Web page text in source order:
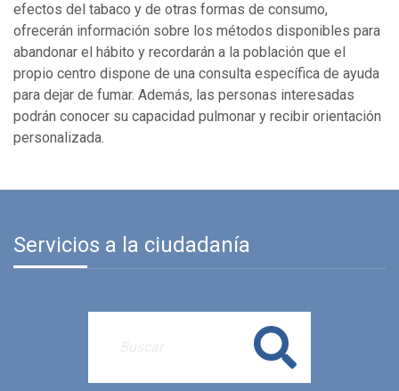
efectos del tabaco y de otras formas de consumo,
ofrecerán información sobre los métodos disponibles para
abandonar el hábito y recordarán a la población que el
propio centro dispone de una consulta específica de ayuda
para dejar de fumar. Además, las personas interesadas
podrán conocer su capacidad pulmonar y recibir orientación
personalizada.
Servicios a la ciudadanía
Buscar